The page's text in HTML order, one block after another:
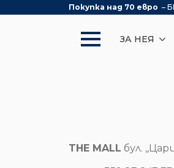
Покупка над 70 евро –
ЗА НЕЯ
THE MALL бул.